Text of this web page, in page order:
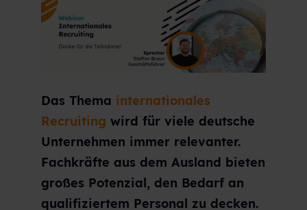
Das Thema internationales
Recruiting wird für viele deutsche
Unternehmen immer relevanter.
Fachkräfte aus dem Ausland bieten
großes Potenzial, den Bedarf an
qualifiziertem Personal zu decken.